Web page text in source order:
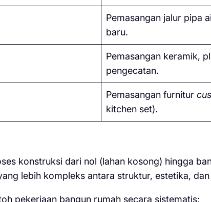
Pemasangan jalur pipa
baru.
Pemasangan keramik,
pengecatan.
Pemasangan furnitur
kitchen set).
konstruksi dari nol (lahan kosong) hingga
lebih kompleks antara struktur, estetika,
pekerjaan bangun rumah secara sistematis: